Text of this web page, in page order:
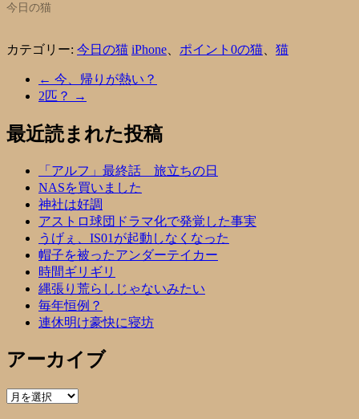
今日の猫
カテゴリー: 今日の猫 iPhone ポイント0の猫 猫
← 今、帰りが熱い？
2匹？
→
最近読まれた投稿
「アルフ」最終話 旅立ちの日
NASを買いました
神社は好調
アストロ球団ドラマ化で発覚した事実
うげぇ、IS01が起動しなくなった
帽子を被ったアンダーテイカー
時間ギリギリ
縄張り荒らしじゃないみたい
毎年恒例？
連休明け豪快に寝坊
アーカイブ
ア